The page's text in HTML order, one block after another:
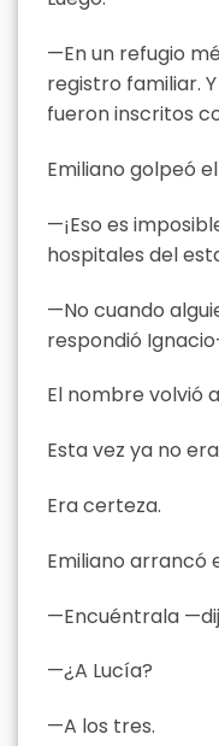
—En un refugio
registro familiar.
fueron inscritos
Emiliano golpeó
—¡Eso es
hospitales del
—No cuando
respondió
El nombre volvió
Esta vez ya no
Era certeza.
Emiliano arrancó
—Encuéntrala
—¿A Lucía?
—A los tres.